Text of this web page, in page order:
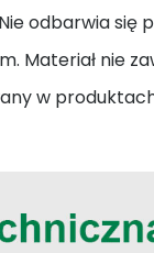
odbarwia się
Materiał nie
w